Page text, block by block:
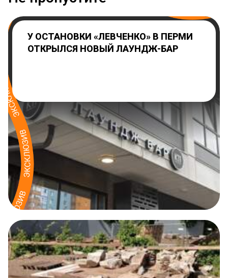
У ОСТАНОВКИ «ЛЕВЧЕНКО» В ПЕРМИ
ОТКРЫЛСЯ НОВЫЙ ЛАУНДЖ-БАР